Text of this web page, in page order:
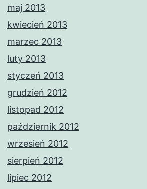
maj 2013
kwiecień 2013
marzec 2013
luty 2013
styczeń 2013
grudzień 2012
listopad 2012
październik 2012
wrzesień 2012
sierpień 2012
lipiec 2012